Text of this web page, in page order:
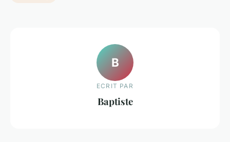
B
ECRIT PAR
Baptiste